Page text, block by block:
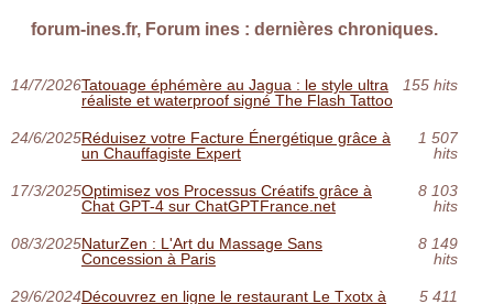
forum-ines.fr, Forum ines : dernières chroniques.
14/7/2026Tatouage éphémère au Jagua : le style ultra
réaliste et waterproof signé The Flash Tattoo
155 hits
24/6/2025Réduisez votre Facture Énergétique grâce à
un Chauffagiste Expert
1 507
hits
17/3/2025Optimisez vos Processus Créatifs grâce à
Chat GPT-4 sur ChatGPTFrance.net
8 103
hits
08/3/2025NaturZen : L'Art du Massage Sans
Concession à Paris
8 149
hits
29/6/2024Découvrez en ligne le restaurant Le Txotx à
5 411